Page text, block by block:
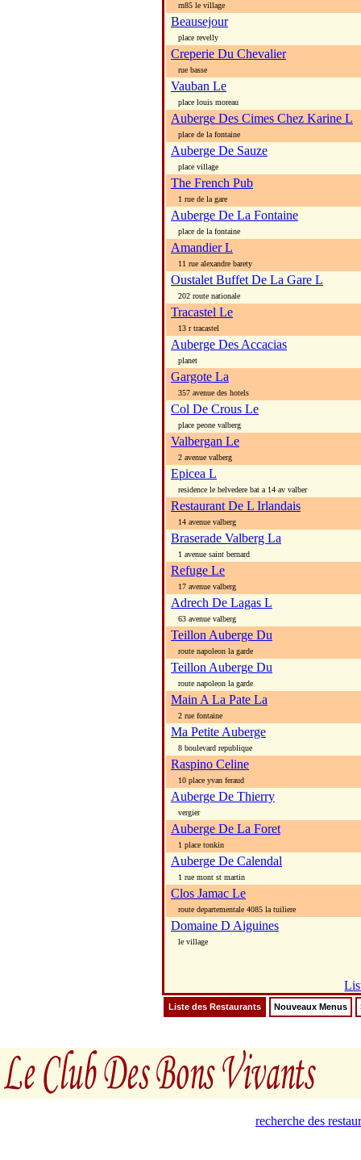
rn85 le village
Beausejour
place revelly
Creperie Du Chevalier
rue basse
Vauban Le
place louis moreau
Auberge Des Cimes Chez Karine L
place de la fontaine
Auberge De Sauze
place village
The French Pub
1 rue de la gare
Auberge De La Fontaine
place de la fontaine
Amandier L
11 rue alexandre barety
Oustalet Buffet De La Gare L
202 route nationale
Tracastel Le
13 r tracastel
Auberge Des Accacias
planet
Gargote La
357 avenue des hotels
Col De Crous Le
place peone valberg
Valbergan Le
2 avenue valberg
Epicea L
residence le belvedere bat a 14 av valber
Restaurant De L Irlandais
14 avenue valberg
Braserade Valberg La
1 avenue saint bernard
Refuge Le
17 avenue valberg
Adrech De Lagas L
63 avenue valberg
Teillon Auberge Du
route napoleon la garde
Teillon Auberge Du
route napoleon la garde
Main A La Pate La
2 rue fontaine
Ma Petite Auberge
8 boulevard republique
Raspino Celine
10 place yvan feraud
Auberge De Thierry
vergier
Auberge De La Foret
1 place tonkin
Auberge De Calendal
1 rue mont st martin
Clos Jamac Le
route departementale 4085 la tuiliere
Domaine D Aiguines
le village
Liste des Restaurants Nouveaux Menus
recherche des